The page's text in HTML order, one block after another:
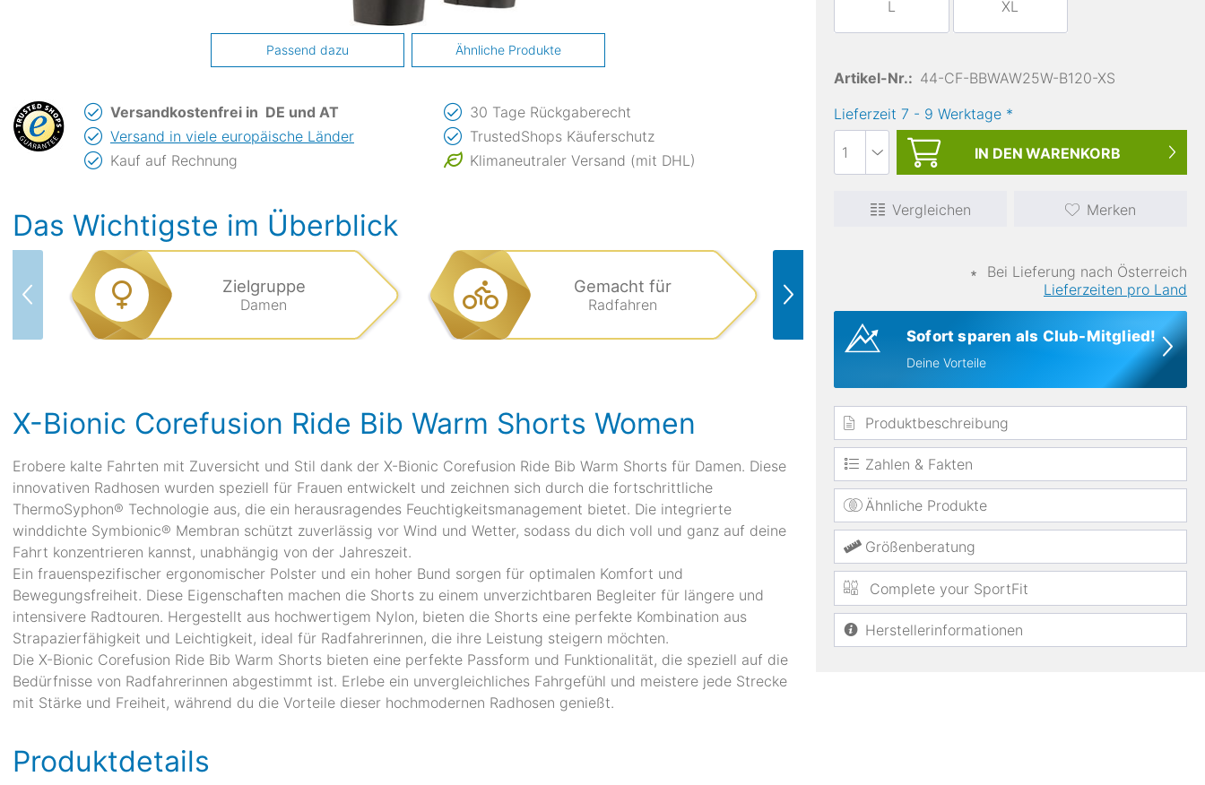
L XL
Artikel-Nr.: 44-CF-BBWAW25W-B120-XS
Lieferzeit 7 - 9 Werktage *
IN DEN WARENKORB
Vergleichen Merken
∗
Bei Lieferung nach Österreich
Lieferzeiten pro Land
Sofort sparen als Club-Mitglied!
Deine Vorteile
Produktbeschreibung
Zahlen & Fakten
Ähnliche Produkte
Größenberatung
Complete your SportFit
Herstellerinformationen
Passend dazu Ähnliche Produkte
Versandkostenfrei in DE und AT
Versand in viele europäische Länder
Kauf auf Rechnung
30 Tage Rückgaberecht
TrustedShops Käuferschutz
Klimaneutraler Versand (mit DHL)
Das Wichtigste im Überblick
Zielgruppe
Damen
Gemacht für
Radfahren
X-Bionic Corefusion Ride Bib Warm Shorts Women
Erobere kalte Fahrten mit Zuversicht und Stil dank der X-Bionic Corefusion Ride Bib Warm Shorts für Damen. Diese
innovativen Radhosen wurden speziell für Frauen entwickelt und zeichnen sich durch die fortschrittliche
ThermoSyphon® Technologie aus, die ein herausragendes Feuchtigkeitsmanagement bietet. Die integrierte
winddichte Symbionic® Membran schützt zuverlässig vor Wind und Wetter, sodass du dich voll und ganz auf deine
Fahrt konzentrieren kannst, unabhängig von der Jahreszeit.
Ein frauenspezifischer ergonomischer Polster und ein hoher Bund sorgen für optimalen Komfort und
Bewegungsfreiheit. Diese Eigenschaften machen die Shorts zu einem unverzichtbaren Begleiter für längere und
intensivere Radtouren. Hergestellt aus hochwertigem Nylon, bieten die Shorts eine perfekte Kombination aus
Strapazierfähigkeit und Leichtigkeit, ideal für Radfahrerinnen, die ihre Leistung steigern möchten.
Die X-Bionic Corefusion Ride Bib Warm Shorts bieten eine perfekte Passform und Funktionalität, die speziell auf die
Bedürfnisse von Radfahrerinnen abgestimmt ist. Erlebe ein unvergleichliches Fahrgefühl und meistere jede Strecke
mit Stärke und Freiheit, während du die Vorteile dieser hochmodernen Radhosen genießt.
Produktdetails